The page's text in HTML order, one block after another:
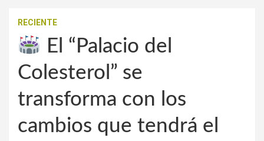
RECIENTE
El “Palacio del
Colesterol” se
transforma con los
cambios que tendrá el